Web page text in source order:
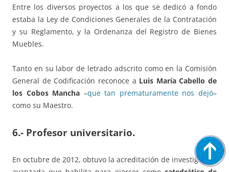
Entre los diversos proyectos a los que se dedicó a fondo
estaba la Ley de Condiciones Generales de la Contratación
y su Reglamento, y la Ordenanza del Registro de Bienes
Muebles.
Tanto en su labor de letrado adscrito como en la Comisión
General de Codificación reconoce a Luis María Cabello de
los Cobos Mancha –que tan prematuramente nos dejó–
como su Maestro.
6.- Profesor universitario.
En octubre de 2012, obtuvo la acreditación de investigación